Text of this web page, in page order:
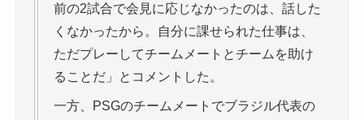
前の2試合で会見に応じなかったのは、話した
くなかったから。自分に課せられた仕事は、
ただプレーしてチームメートとチームを助け
ることだ」とコメントした。
一方、PSGのチームメートでブラジル代表の